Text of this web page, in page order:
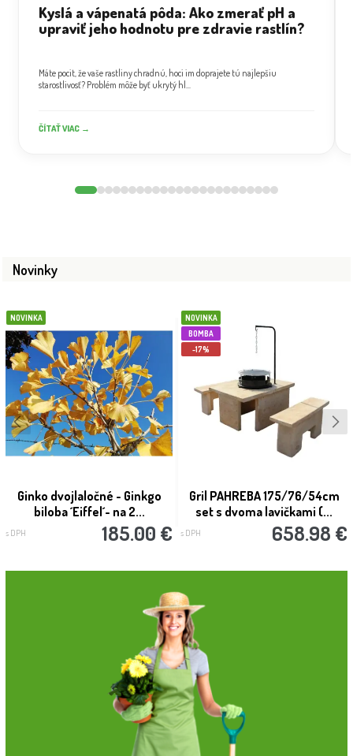
Kyslá a vápenatá pôda: Ako zmerať pH a
upraviť jeho hodnotu pre zdravie rastlín?
Máte pocit, že vaše rastliny chradnú, hoci im doprajete tú najlepšiu
starostlivosť? Problém môže byť ukrytý hl...
ČÍTAŤ VIAC →
Novinky
NOVINKA
Ginko dvojlaločné - Ginkgo
biloba ´Eiffel´- na 2...
s DPH 185.00 €
NOVINKA
BOMBA
-17%
Gril PAHREBA 175/76/54cm
set s dvoma lavičkami (...
s DPH 658.98 €